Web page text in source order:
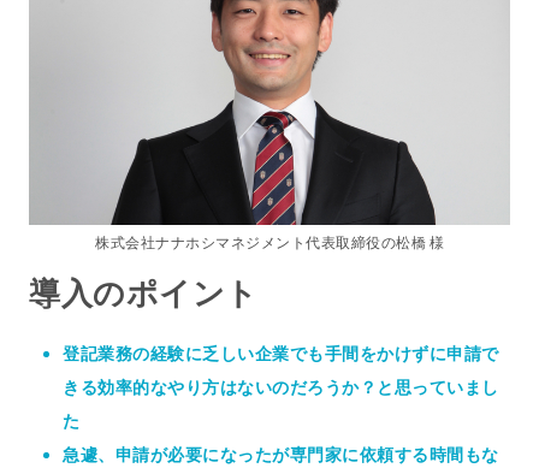
株式会社ナナホシマネジメント代表取締役の松橋 様
導入のポイント
登記業務の経験に乏しい企業でも手間をかけずに申請で
きる効率的なやり方はないのだろうか？と思っていまし
た
急遽、申請が必要になったが専門家に依頼する時間もな